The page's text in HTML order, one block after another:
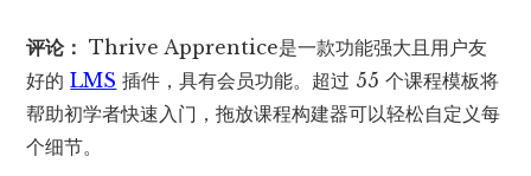
评论： Thrive Apprentice是一款功能强大且用户友
好的LMS 插件，具有会员功能。超过 55 个课程模板将
帮助初学者快速入门，拖放课程构建器可以轻松自定义每
个细节。